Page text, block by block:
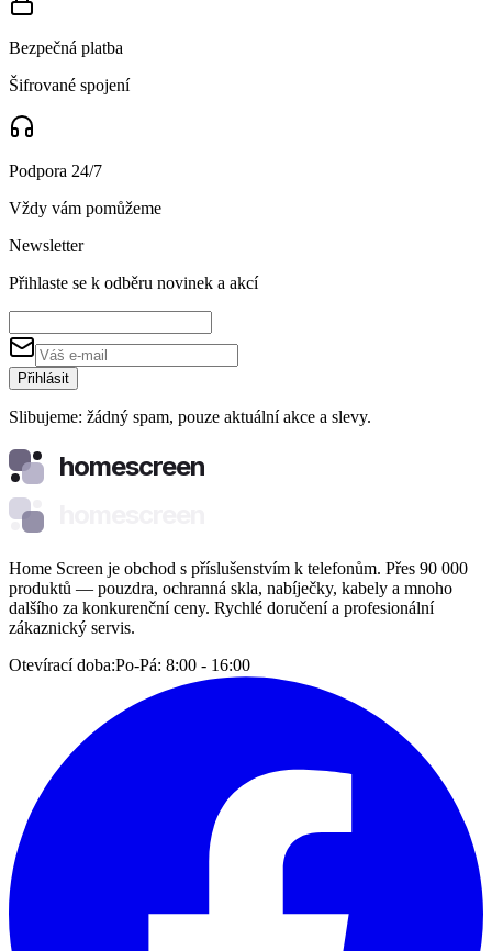
Bezpečná platba
Šifrované spojení
Podpora 24/7
Vždy vám pomůžeme
Newsletter
Přihlaste se k odběru novinek a akcí
Přihlásit
Slibujeme: žádný spam, pouze aktuální akce a slevy.
homescreen
Home Screen je obchod s příslušenstvím k telefonům. Přes 90 000
produktů — pouzdra, ochranná skla, nabíječky, kabely a mnoho
dalšího za konkurenční ceny. Rychlé doručení a profesionální
zákaznický servis.
Otevírací doba:Po-Pá: 8:00 - 16:00